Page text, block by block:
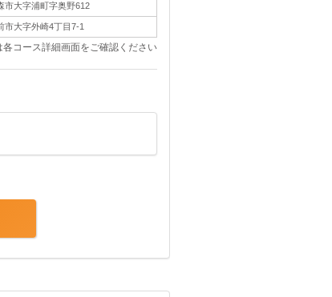
市大字浦町字奥野612
市大字外崎4丁目7-1
コース詳細画面をご確認ください